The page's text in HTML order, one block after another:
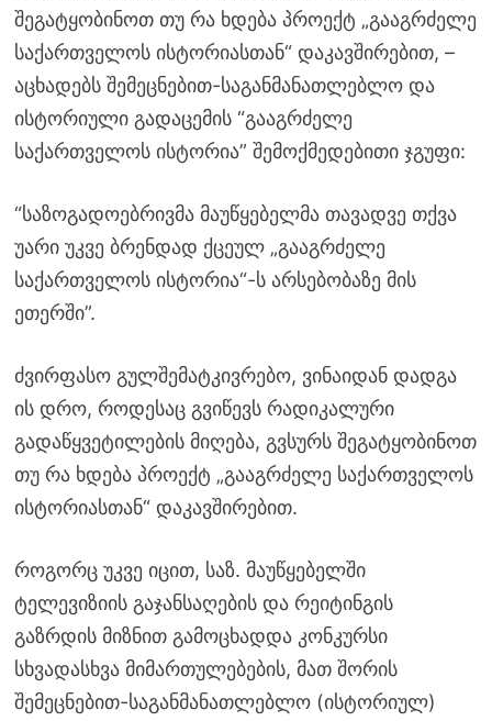
შეგატყობინოთ თუ რა ხდება პროექტ „გააგრძელე
საქართველოს ისტორიასთან“ დაკავშირებით, –
აცხადებს შემეცნებით-საგანმანათლებლო და
ისტორიული გადაცემის “გააგრძელე
საქართველოს ისტორია” შემოქმედებითი ჯგუფი:
“საზოგადოებრივმა მაუწყებელმა თავადვე თქვა
უარი უკვე ბრენდად ქცეულ „გააგრძელე
საქართველოს ისტორია“-ს არსებობაზე მის
ეთერში”.
ძვირფასო გულშემატკივრებო, ვინაიდან დადგა
ის დრო, როდესაც გვიწევს რადიკალური
გადაწყვეტილების მიღება, გვსურს შეგატყობინოთ
თუ რა ხდება პროექტ „გააგრძელე საქართველოს
ისტორიასთან“ დაკავშირებით.
როგორც უკვე იცით, საზ. მაუწყებელში
ტელევიზიის გაჯანსაღების და რეიტინგის
გაზრდის მიზნით გამოცხადდა კონკურსი
სხვადასხვა მიმართულებების, მათ შორის
შემეცნებით-საგანმანათლებლო (ისტორიულ)